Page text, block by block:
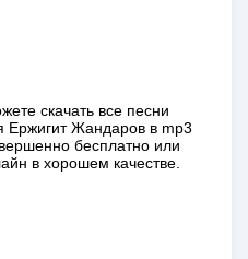
скачать все песни
Ержигит Жандаров в mp3
бесплатно или
в хорошем качестве.